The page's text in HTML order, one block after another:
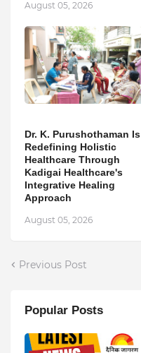
August 05, 2026
Dr. K. Purushothaman Is
Redefining Holistic
Healthcare Through
Kadigai Healthcare's
Integrative Healing
Approach
August 05, 2026
Previous Post
Popular Posts